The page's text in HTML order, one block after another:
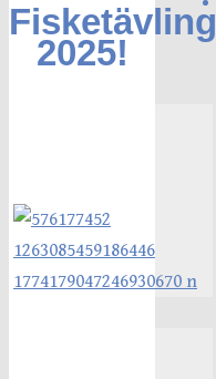
Fisketävling
2025!